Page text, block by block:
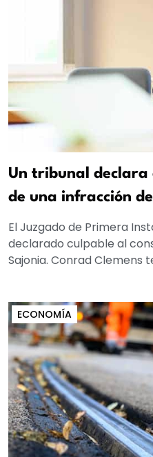
Un tribunal declara
de una infracción
El Juzgado de Primera
declarado culpable al
Sajonia. Conrad Clemens
ECONOMÍA